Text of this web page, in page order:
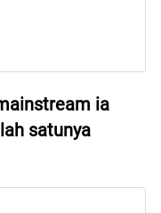
ia
satunya